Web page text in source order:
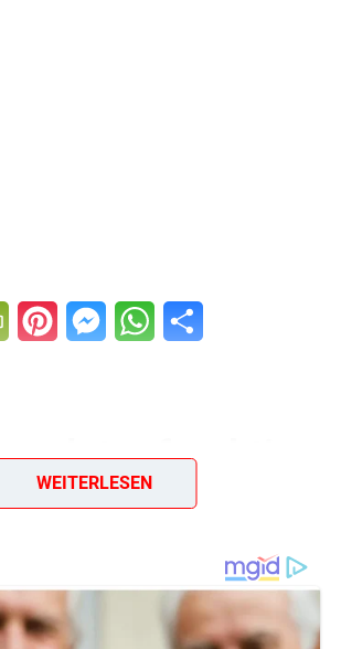
PrintFriendly
PinterestMessengerWhatsApp
– fruchtig-
Mischung mit
ist eine fruchtig-herzhafte Mischung,
WEITERLESEN